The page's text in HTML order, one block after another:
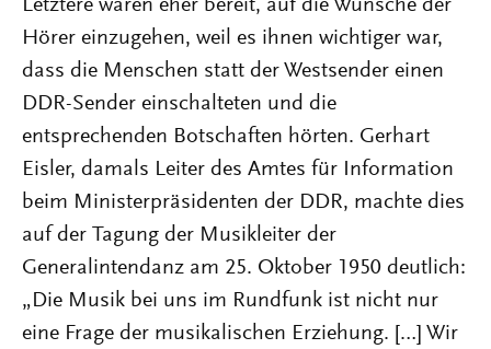
Letztere waren eher bereit, auf die Wünsche der
Hörer einzugehen, weil es ihnen wichtiger war,
dass die Menschen statt der Westsender einen
DDR-Sender einschalteten und die
entsprechenden Botschaften hörten. Gerhart
Eisler, damals Leiter des Amtes für Information
beim Ministerpräsidenten der DDR, machte dies
auf der Tagung der Musikleiter der
Generalintendanz am 25. Oktober 1950 deutlich:
„Die Musik bei uns im Rundfunk ist nicht nur
eine Frage der musikalischen Erziehung. […] Wir